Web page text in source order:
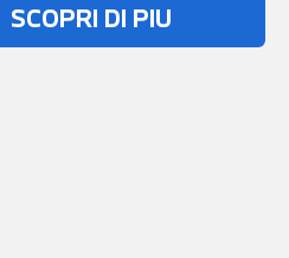
SCOPRI DI PIU